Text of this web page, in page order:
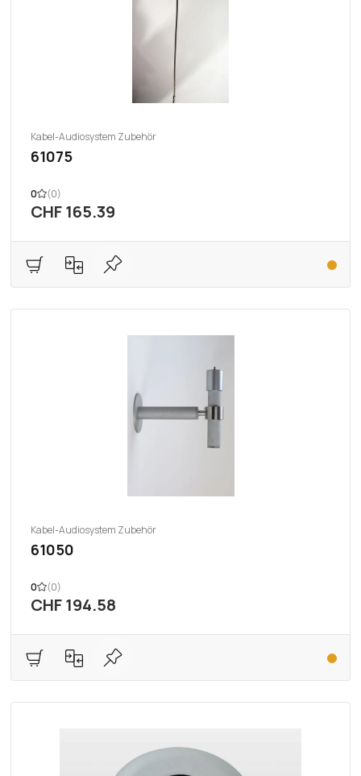
Kabel-Audiosystem Zubehör
61075
0 (0)
CHF 165.39
Kabel-Audiosystem Zubehör
61050
0 (0)
CHF 194.58